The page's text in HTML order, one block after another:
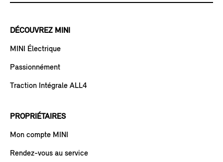
DÉCOUVREZ MINI
MINI Électrique
Passionnément
Traction Intégrale ALL4
PROPRIÉTAIRES
Mon compte MINI
Rendez-vous au service